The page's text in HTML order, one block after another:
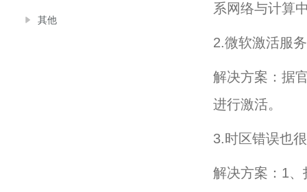
其他
系网络与计算
2.微软激活服
解决方案：据
进行激活。
3.时区错误也
解决方案：1、